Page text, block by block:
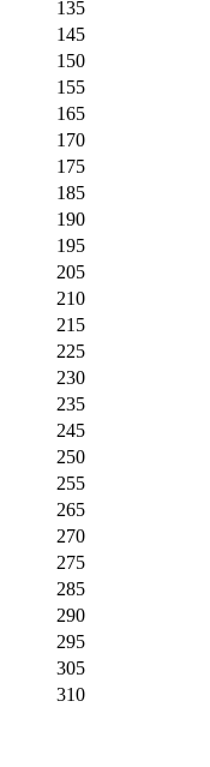
135
145
150
155
165
170
175
185
190
195
205
210
215
225
230
235
245
250
255
265
270
275
285
290
295
305
310